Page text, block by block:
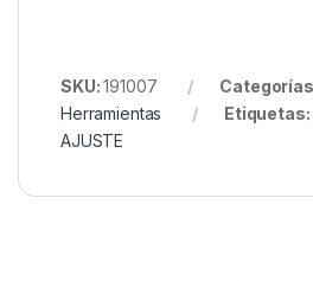
SKU:191007
Herramientas
Etiquetas:
AJUSTE